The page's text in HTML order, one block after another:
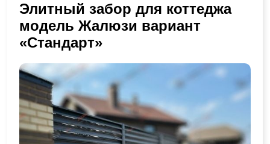
Элитный забор для коттеджа
модель Жалюзи вариант
«Стандарт»